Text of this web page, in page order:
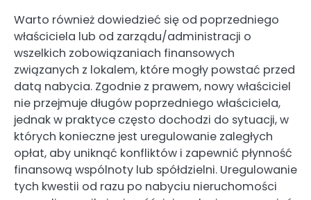
Warto również dowiedzieć się od poprzedniego
właściciela lub od zarządu/administracji o
wszelkich zobowiązaniach finansowych
związanych z lokalem, które mogły powstać przed
datą nabycia. Zgodnie z prawem, nowy właściciel
nie przejmuje długów poprzedniego właściciela,
jednak w praktyce często dochodzi do sytuacji, w
których konieczne jest uregulowanie zaległych
opłat, aby uniknąć konfliktów i zapewnić płynność
finansową wspólnoty lub spółdzielni. Uregulowanie
tych kwestii od razu po nabyciu nieruchomości